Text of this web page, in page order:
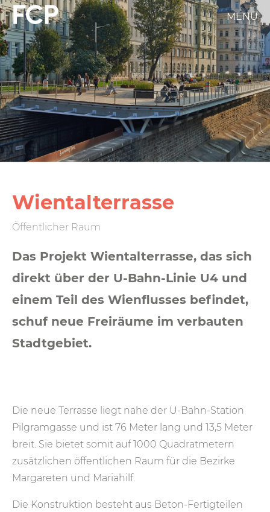
Direkt
zum
Inhalt
FCP
Hauptnavigation
weißes
Logo
MENÜ
Wientalterrasse
Öffentlicher Raum
Das Projekt Wientalterrasse, das sich
direkt über der U-Bahn-Linie U4 und
einem Teil des Wienflusses befindet,
schuf neue Freiräume im verbauten
Stadtgebiet.
Die neue Terrasse liegt nahe der U-Bahn-Station
Pilgram­gasse und ist 76 Meter lang und 13,5 Meter
breit. Sie bietet somit auf 1000 Quadratmetern
zusätzlichen öffentlichen Raum für die Bezirke
Margareten und Mariahilf.
Die Konstruktion besteht aus Beton-Fertigteilen